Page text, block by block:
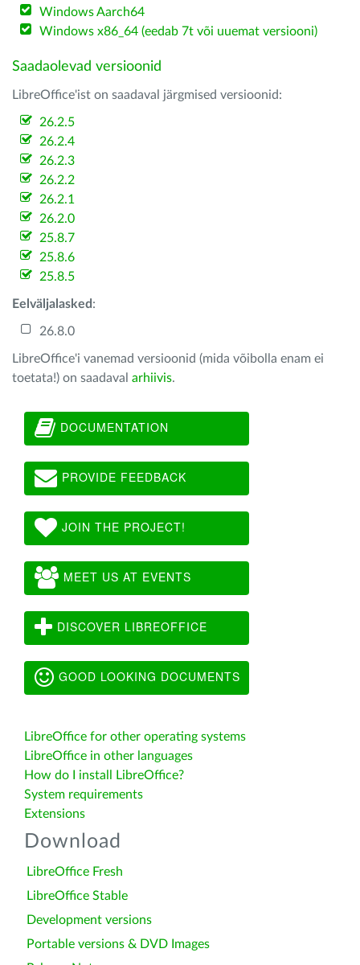
Windows Aarch64
Windows x86_64 (eedab 7t või uuemat versiooni)
Saadaolevad versioonid
LibreOffice'ist on saadaval järgmised versioonid:
26.2.5
26.2.4
26.2.3
26.2.2
26.2.1
26.2.0
25.8.7
25.8.6
25.8.5
Eelväljalasked :
26.8.0
LibreOffice'i vanemad versioonid (mida võibolla enam ei
toetata!) on saadaval arhiivis.
DOCUMENTATION
PROVIDE FEEDBACK
JOIN THE PROJECT!
MEET US AT EVENTS
DISCOVER LIBREOFFICE
GOOD LOOKING DOCUMENTS
LibreOffice for other operating systems
LibreOffice in other languages
How do I install LibreOffice?
System requirements
Extensions
Download
LibreOffice Fresh
LibreOffice Stable
Development versions
Portable versions & DVD Images